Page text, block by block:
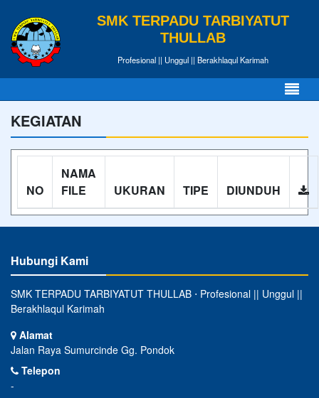
SMK TERPADU TARBIYATUT
THULLAB
Profesional || Unggul || Berakhlaqul Karimah
KEGIATAN
NO
NAMA
FILE
UKURAN TIPE DIUNDUH
Hubungi Kami
SMK TERPADU TARBIYATUT THULLAB ⋅ Profesional || Unggul ||
Berakhlaqul Karimah
Alamat
Jalan Raya Sumurcinde Gg. Pondok
Telepon
-